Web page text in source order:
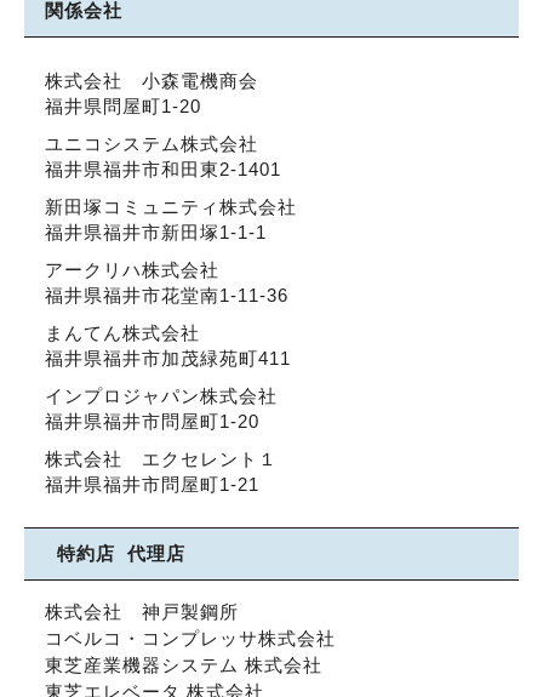
関係会社
株式会社 小森電機商会
福井県問屋町1-20
ユニコシステム株式会社
福井県福井市和田東2-1401
新田塚コミュニティ株式会社
福井県福井市新田塚1-1-1
アークリハ株式会社
福井県福井市花堂南1-11-36
まんてん株式会社
福井県福井市加茂緑苑町411
インプロジャパン株式会社
福井県福井市問屋町1-20
株式会社 エクセレント１
福井県福井市問屋町1-21
特約店 代理店
株式会社 神戸製鋼所
コベルコ・コンプレッサ株式会社
東芝産業機器システム 株式会社
東芝エレベータ 株式会社